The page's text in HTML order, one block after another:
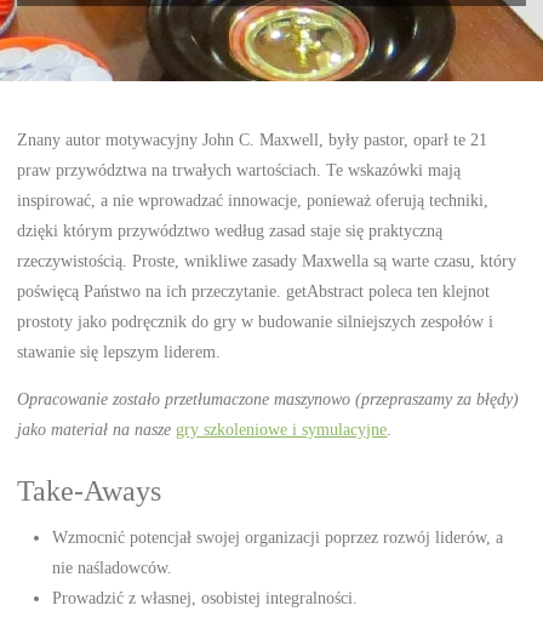
Znany autor motywacyjny John C. Maxwell, były pastor, oparł te 21
praw przywództwa na trwałych wartościach. Te wskazówki mają
inspirować, a nie wprowadzać innowacje, ponieważ oferują techniki,
dzięki którym przywództwo według zasad staje się praktyczną
rzeczywistością. Proste, wnikliwe zasady Maxwella są warte czasu, który
poświęcą Państwo na ich przeczytanie. getAbstract poleca ten klejnot
prostoty jako podręcznik do gry w budowanie silniejszych zespołów i
stawanie się lepszym liderem.
Opracowanie zostało przetłumaczone maszynowo (przepraszamy za błędy)
jako materiał na nasze gry szkoleniowe i symulacyjne.
Take-Aways
Wzmocnić potencjał swojej organizacji poprzez rozwój liderów, a
nie naśladowców.
Prowadzić z własnej, osobistej integralności.